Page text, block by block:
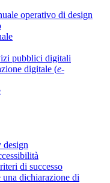
operativo di design
pubblici digitali
digitale (e-
design
di successo
dichiarazione di